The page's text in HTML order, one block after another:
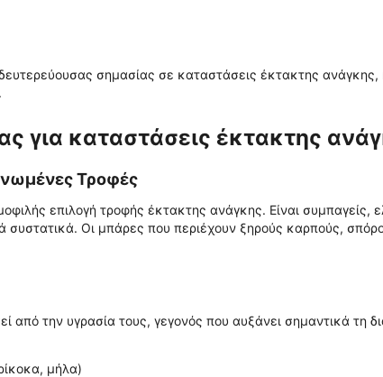
σημασίας σε καταστάσεις έκτακτης
για καταστάσεις έκτακτης
Τροφές
επιλογή τροφής έκτακτης ανάγκης. Είναι
συστατικά. Οι μπάρες που περιέχουν ξηρούς καρπούς,
από την υγρασία τους, γεγονός που αυξάνει σημαντικά τη
μήλα)